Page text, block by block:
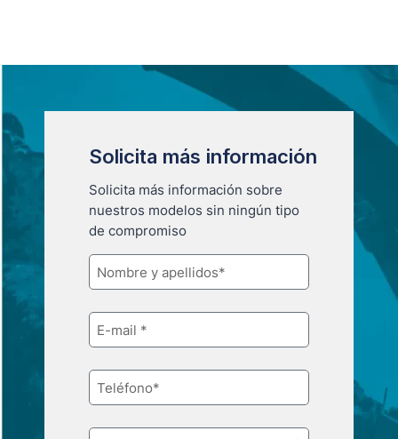
Solicita más información
Solicita más información sobre
nuestros modelos sin ningún tipo
de compromiso